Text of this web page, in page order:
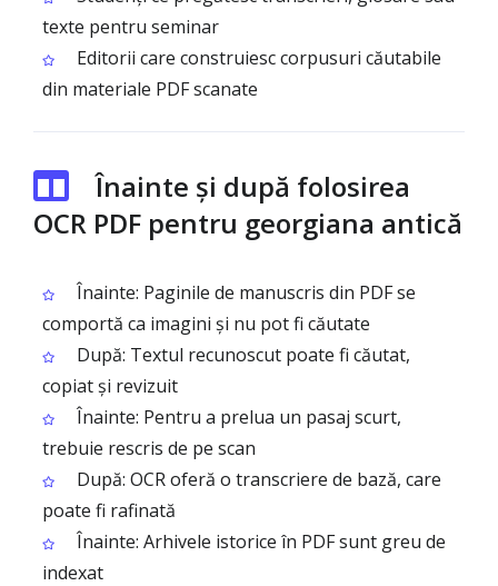
texte pentru seminar
Editorii care construiesc corpusuri căutabile
din materiale PDF scanate
Înainte și după folosirea
OCR PDF pentru georgiana antică
Înainte: Paginile de manuscris din PDF se
comportă ca imagini și nu pot fi căutate
După: Textul recunoscut poate fi căutat,
copiat și revizuit
Înainte: Pentru a prelua un pasaj scurt,
trebuie rescris de pe scan
După: OCR oferă o transcriere de bază, care
poate fi rafinată
Înainte: Arhivele istorice în PDF sunt greu de
indexat